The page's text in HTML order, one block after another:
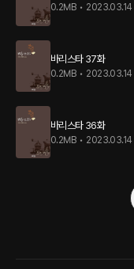
0.2MB • 2023.03.14
바리스타 37화
0.2MB • 2023.03.14
바리스타 36화
0.2MB • 2023.03.14